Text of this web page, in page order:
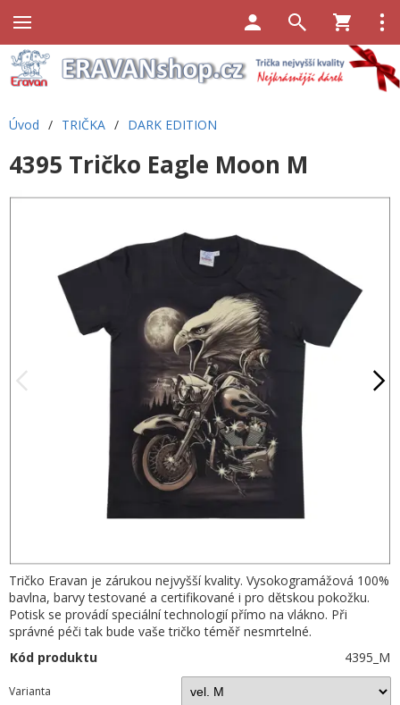
Úvod / TRIČKA / DARK EDITION
4395 Tričko Eagle Moon M
Tričko Eravan je zárukou nejvyšší kvality. Vysokogramážová 100%
bavlna, barvy testované a certifikované i pro dětskou pokožku.
Potisk se provádí speciální technologií přímo na vlákno. Při
správné péči tak bude vaše tričko téměř nesmrtelné.
Kód produktu
4395_M
Varianta